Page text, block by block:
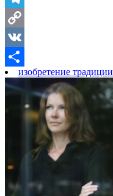
Telegram
Copy
Link
VK
Отправить
изобретение традиции